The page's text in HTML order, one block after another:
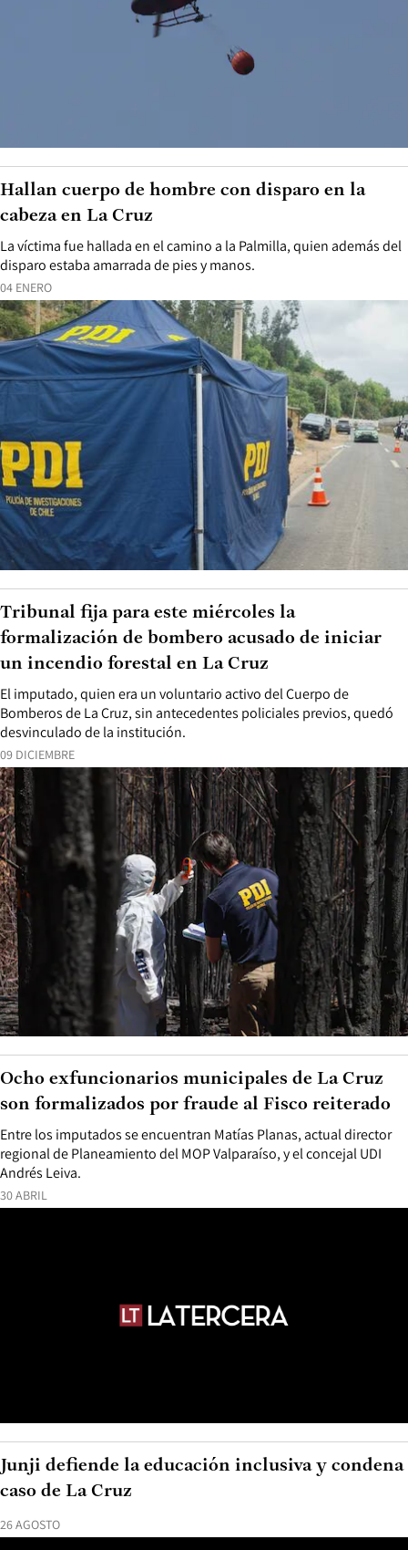
04 ENERO
La víctima fue hallada en el camino a la Palmilla, quien además del
disparo estaba amarrada de pies y manos.
Hallan cuerpo de hombre con disparo en la
cabeza en La Cruz
09 DICIEMBRE
El imputado, quien era un voluntario activo del Cuerpo de
Bomberos de La Cruz, sin antecedentes policiales previos, quedó
desvinculado de la institución.
Tribunal fija para este miércoles la
formalización de bombero acusado de iniciar
un incendio forestal en La Cruz
30 ABRIL
Entre los imputados se encuentran Matías Planas, actual director
regional de Planeamiento del MOP Valparaíso, y el concejal UDI
Andrés Leiva.
Ocho exfuncionarios municipales de La Cruz
son formalizados por fraude al Fisco reiterado
26 AGOSTO
Junji defiende la educación inclusiva y condena
caso de La Cruz